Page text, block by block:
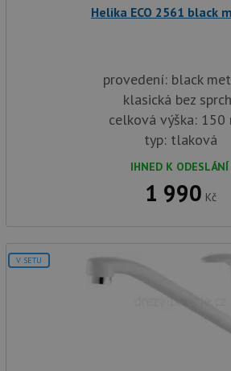
Helika ECO 2561 black
provedení: black
klasická bez
celková výška: 150
typ: tlaková
IHNED K ODESLÁNÍ
1 990 Kč
V SETU